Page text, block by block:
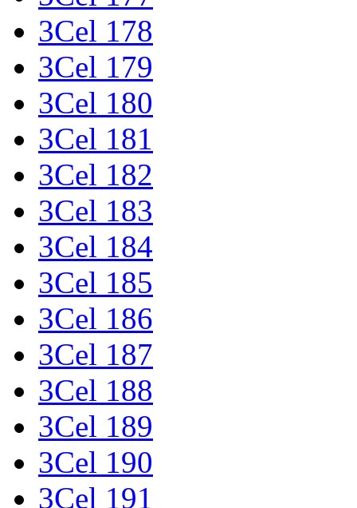
3Cel 178
3Cel 179
3Cel 180
3Cel 181
3Cel 182
3Cel 183
3Cel 184
3Cel 185
3Cel 186
3Cel 187
3Cel 188
3Cel 189
3Cel 190
3Cel 191